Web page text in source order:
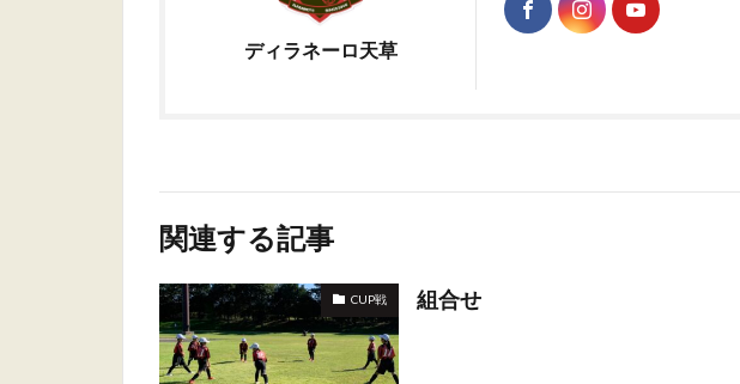
ディラネーロ天草
関連する記事
CUP戦 組合せ